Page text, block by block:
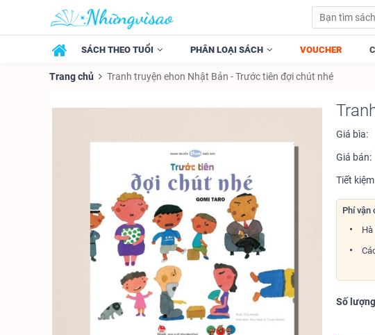
SÁCH THEO TUỔI PHÂN LOẠI SÁCH VOUCHER
Trang chủ Tranh truyện ehon Nhật Bản - Trước tiên đợi chút nhé
Giá bìa:
Giá bán:
Tiết kiệm
Phí vận
Số